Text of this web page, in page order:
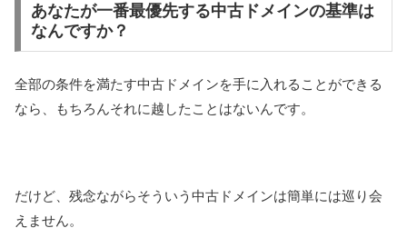
あなたが一番最優先する中古ドメインの基準は
なんですか？
全部の条件を満たす中古ドメインを手に入れることができる
なら、もちろんそれに越したことはないんです。
だけど、残念ながらそういう中古ドメインは簡単には巡り会
えません。